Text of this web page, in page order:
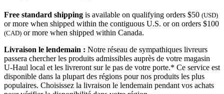
Free standard shipping is available on qualifying orders $50 (USD)
or more when shipped within the contiguous U.S. or on orders $100
(CAD) or more when shipped within Canada.
Livraison le lendemain : Notre réseau de sympathiques livreurs
passera chercher les produits admissibles auprès de votre magasin
U-Haul local et les livreront sur le pas de votre porte.* Ce service est
disponible dans la plupart des régions pour nos produits les plus
populaires. Choisissez la livraison le lendemain pendant vos achats